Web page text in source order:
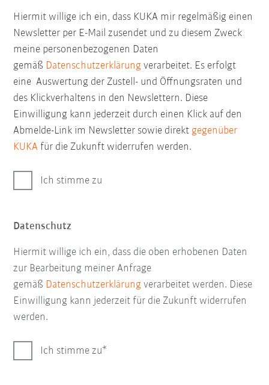
Hiermit willige ich ein, dass KUKA mir regelmäßig einen
Newsletter per E-Mail zusendet und zu diesem Zweck
meine personenbezogenen Daten
gemäß Datenschutzerklärung verarbeitet. Es erfolgt
eine Auswertung der Zustell- und Öffnungsraten und
des Klickverhaltens in den Newslettern. Diese
Einwilligung kann jederzeit durch einen Klick auf den
Abmelde-Link im Newsletter sowie direktgegenüber
KUKA für die Zukunft widerrufen werden.
Ich stimme zu
Datenschutz
Hiermit willige ich ein, dass die oben erhobenen Daten
zur Bearbeitung meiner Anfrage
gemäß Datenschutzerklärung verarbeitet werden. Diese
Einwilligung kann jederzeit für die Zukunft widerrufen
werden.
Ich stimme zu